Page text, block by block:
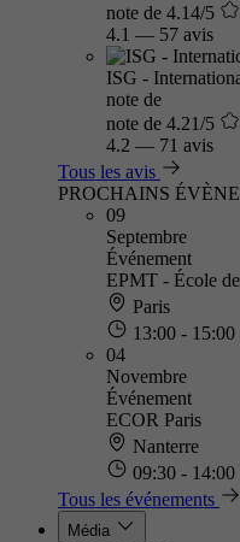
note de 4.14/5
4.1 — 57 avis
ISG -
note de
note de 4.21/5
4.2 — 71 avis
Tous les avis
PROCHAINS
09
Septembre
Événement
EPMT - École
Paris
13:00 - 15:00
04
Novembre
Événement
ECOR Paris
Nanterre
09:30 - 14:00
Tous les événements
Média